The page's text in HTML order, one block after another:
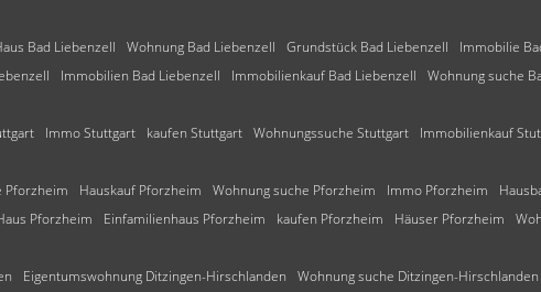
Bad Liebenzell Wohnung Bad Liebenzell Grundstück Bad Liebenzell
Immobilie
Immobilien Bad Liebenzell Immobilienkauf Bad Liebenzell
Wohnung suche
Immo Stuttgart kaufen Stuttgart Wohnungssuche Stuttgart Immobilienkauf
Pforzheim Hauskauf Pforzheim Wohnung suche Pforzheim Immo Pforzheim
Pforzheim Einfamilienhaus Pforzheim kaufen Pforzheim Häuser Pforzheim
Eigentumswohnung Ditzingen-Hirschlanden Wohnung suche Ditzingen-Hirschlanden